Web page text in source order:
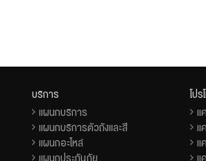
บริการ
แผนกบริการ
แผนกบริการตัวถังและสี
แผนกอะไหล่
โป
แ
แ
แ